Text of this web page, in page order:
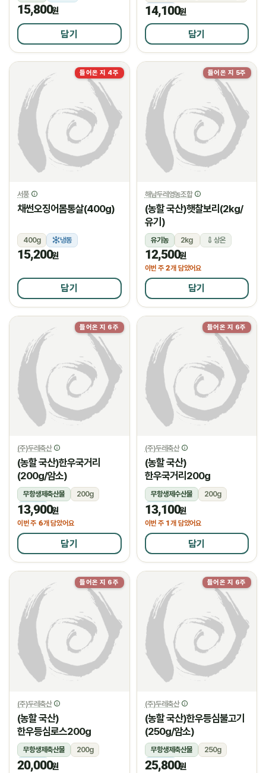
15,800원
담기
냉동
14,100원
담기
들어온 지 4주
서풍
채썬오징어몸통살(400g)
400g 냉동
15,200원
담기
들어온 지 5주
해남두레영농조합
(농할 국산)햇찰보리(2kg/
유기)
유기농 2kg 상온
12,500원
이번 주 2개 담았어요
담기
들어온 지 6주
(주)두레축산
(농할 국산)한우국거리
(200g/암소)
무항생제축산물
200g
냉장
13,900원
이번 주 6개 담았어요
담기
들어온 지 6주
(주)두레축산
(농할 국산)
한우국거리200g
무항생제수산물
200g
냉장
13,100원
이번 주 1개 담았어요
담기
들어온 지 6주
(주)두레축산
(농할 국산)
한우등심로스200g
무항생제축산물
200g
냉장
20,000원
들어온 지 6주
(주)두레축산
(농할 국산)한우등심불고기
(250g/암소)
무항생제축산물
250g
냉장
25,800원